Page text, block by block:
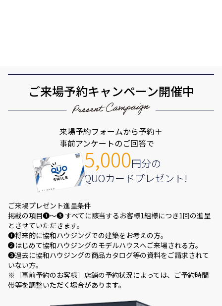
ご来場予約キャンペーン開催中
5,000円分の
QUOカードプレゼント!
来場予約フォームから予約＋
事前アンケートのご回答で
ご来場プレゼント進呈条件
掲載の項目❶～❸ すべてに該当するお客様1組様につき1回の進呈
とさせていただきます。
❶将来的に協和ハウジングでの建築をお考えの方。
❷はじめて協和ハウジングのモデルハウスへご来場される方。
❸過去に協和ハウジングの商品カタログ等の資料をご請求されて
いない方。
※［事前予約のお客様］店舗の予約状況によっては、ご予約時間
帯等を調整いただく場合があります。